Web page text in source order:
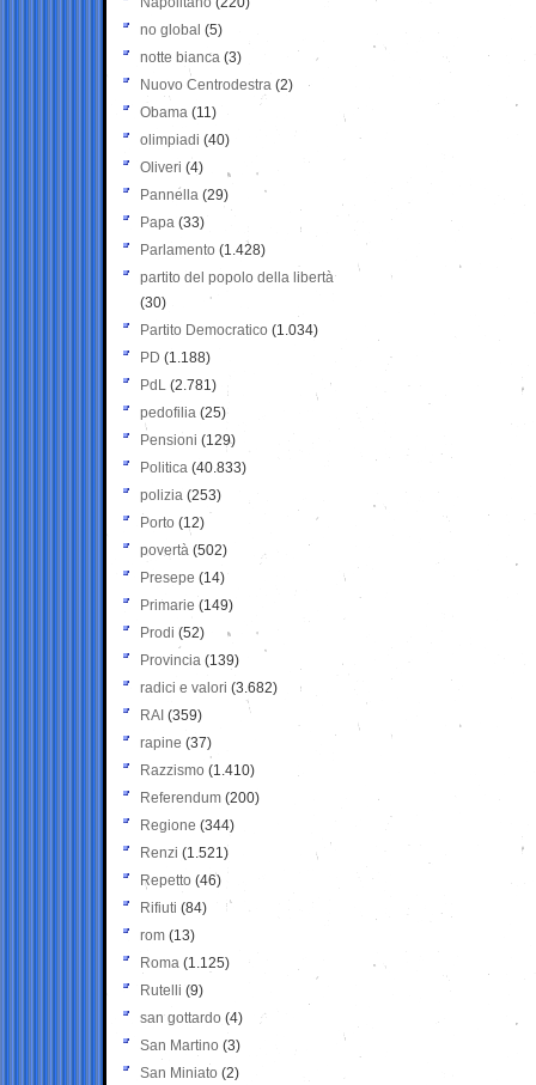
no global (5)
notte bianca (3)
Nuovo Centrodestra (2)
Obama (11)
olimpiadi (40)
Oliveri (4)
Pannella (29)
Papa (33)
Parlamento (1.428)
partito del popolo della libertà
(30)
Partito Democratico (1.034)
PD (1.188)
PdL (2.781)
pedofilia (25)
Pensioni (129)
Politica (40.833)
polizia (253)
Porto (12)
povertà (502)
Presepe (14)
Primarie (149)
Prodi (52)
Provincia (139)
radici e valori (3.682)
RAI (359)
rapine (37)
Razzismo (1.410)
Referendum (200)
Regione (344)
Renzi (1.521)
Repetto (46)
Rifiuti (84)
rom (13)
Roma (1.125)
Rutelli (9)
san gottardo (4)
San Martino (3)
San Miniato (2)